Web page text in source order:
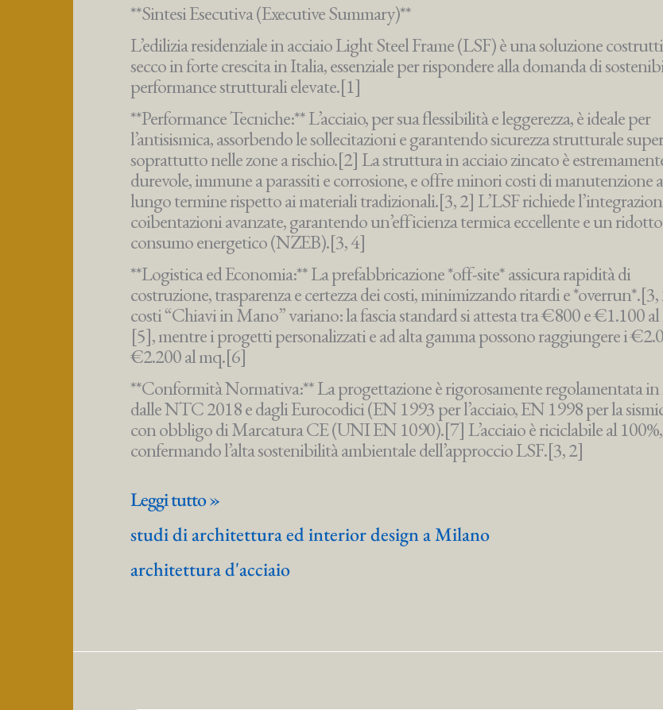
**Sintesi Esecutiva (Executive Summary)**
L’edilizia residenziale in acciaio Light Steel Frame (LSF) è una soluzione
secco in forte crescita in Italia, essenziale per rispondere alla domanda di
performance strutturali elevate.[1]
**Performance Tecniche:** L’acciaio, per sua flessibilità e leggerezza, è ideale per
l’antisismica, assorbendo le sollecitazioni e garantendo sicurezza strutturale
soprattutto nelle zone a rischio.[2] La struttura in acciaio zincato è
durevole, immune a parassiti e corrosione, e offre minori costi di manutenzione a
lungo termine rispetto ai materiali tradizionali.[3, 2] L’LSF richiede
coibentazioni avanzate, garantendo un’efficienza termica eccellente e un ridotto
consumo energetico (NZEB).[3, 4]
**Logistica ed Economia:** La prefabbricazione *off-site* assicura rapidità di
costruzione, trasparenza e certezza dei costi, minimizzando ritardi e
costi “Chiavi in Mano” variano: la fascia standard si attesta tra €800 e €1.100
[5], mentre i progetti personalizzati e ad alta gamma possono raggiungere i
€2.200 al mq.[6]
**Conformità Normativa:** La progettazione è rigorosamente regolamentata
dalle NTC 2018 e dagli Eurocodici (EN 1993 per l’acciaio, EN 1998 per la
con obbligo di Marcatura CE (UNI EN 1090).[7] L’acciaio è riciclabile al 100%,
confermando l’alta sostenibilità ambientale dell’approccio LSF.[3, 2]
Report
Tecnico
Economico
Sull’Edilizia
Residenziale
Leggi tutto »
studi di architettura ed interior design a Milano
architettura d'acciaio